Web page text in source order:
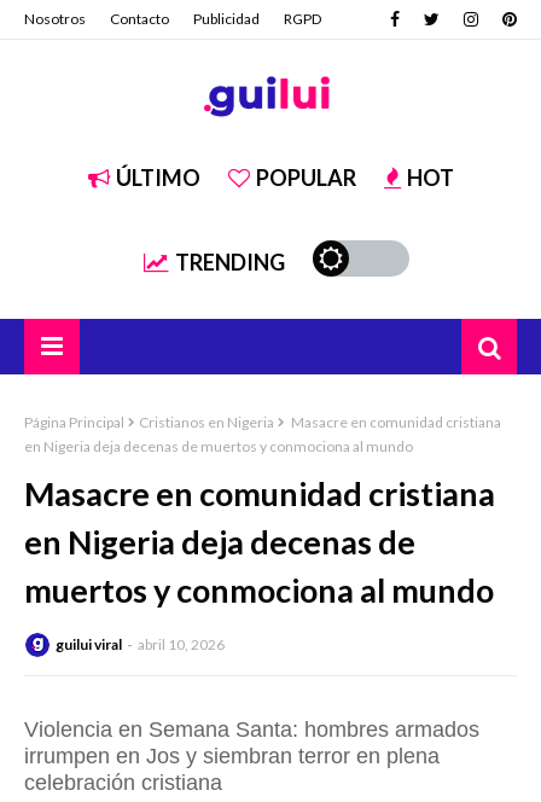
Nosotros Contacto Publicidad RGPD
ÚLTIMO POPULAR HOT
TRENDING
Página Principal Cristianos en Nigeria
Masacre en comunidad cristiana
en Nigeria deja decenas de muertos y conmociona al mundo
Masacre en comunidad cristiana
en Nigeria deja decenas de
muertos y conmociona al mundo
guilui viral abril 10, 2026
Violencia en Semana Santa: hombres armados
irrumpen en Jos y siembran terror en plena
celebración cristiana